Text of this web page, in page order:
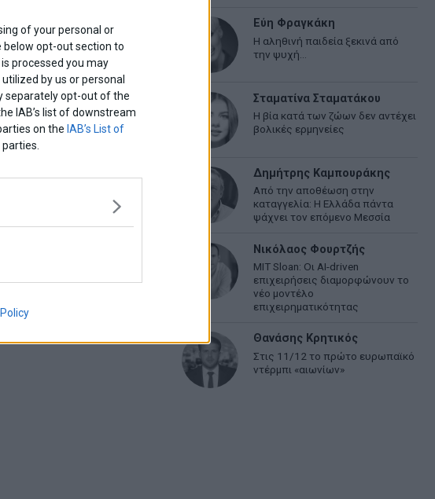
of your personal or
opt-out section to
processed you may
by us or personal
separately opt-out of the
IAB’s list of downstream
on the IAB’s List of
Εύη Φραγκάκη
Η αληθινή παιδεία ξεκινά από
την ψυχή…
Σταματίνα Σταματάκου
Η βία κατά των ζώων δεν αντέχει
βολικές ερμηνείες
Δημήτρης Καμπουράκης
Από την αποθέωση στην
καταγγελία: Η Ελλάδα πάντα
ψάχνει τον επόμενο Μεσσία
Νικόλαος Φουρτζής
MIT Sloan: Οι AI-driven
επιχειρήσεις διαμορφώνουν το
νέο μοντέλο
επιχειρηματικότητας
Θανάσης Κρητικός
Στις 11/12 το πρώτο ευρωπαϊκό
ντέρμπι «αιωνίων»